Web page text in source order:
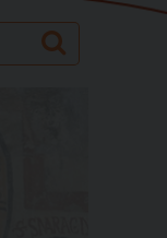
Search